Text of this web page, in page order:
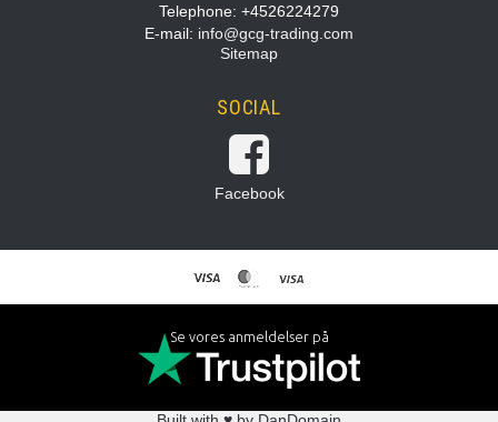
Telephone: +4526224279
E-mail: info@gcg-trading.com
Sitemap
SOCIAL
Facebook
Se vores anmeldelser på